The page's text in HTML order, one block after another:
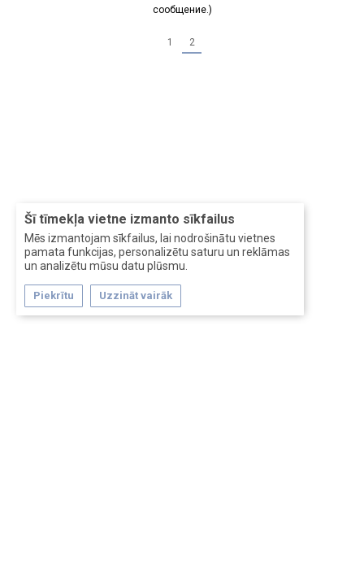
Šī tīmekļa vietne izmanto sīkfailus
Mēs izmantojam sīkfailus, lai nodrošinātu vietnes
pamata funkcijas, personalizētu saturu un reklāmas
un analizētu mūsu datu plūsmu.
Piekrītu Uzzināt vairāk
сообщение.)
1 2